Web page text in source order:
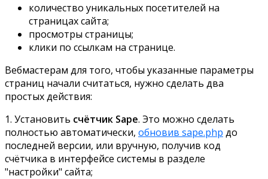
количество уникальных посетителей на
страницах сайта;
просмотры страницы;
клики по ссылкам на странице.
Вебмастерам для того, чтобы указанные параметры
страниц начали считаться, нужно сделать два
простых действия:
1. Установить счётчик Sape. Это можно сделать
полностью автоматически, обновив sape.php до
последней версии, или вручную, получив код
счётчика в интерфейсе системы в разделе
"настройки" сайта;